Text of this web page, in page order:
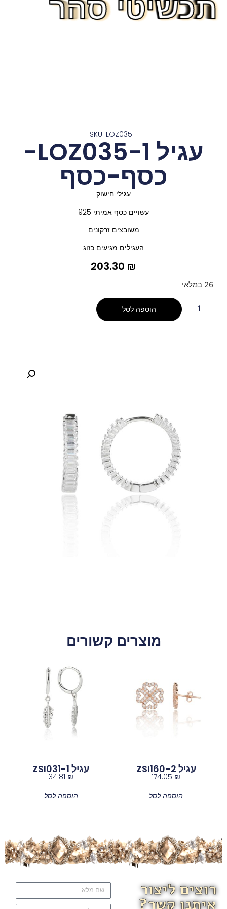
תכשיטי סהר
תכשיטי סהר
תכשיטי סהר
תכשיטי סהר
תכשיטי סהר
תכשיטי סהר
תכשיטי סהר
תכשיטי סהר
תכשיטי סהר
תכשיטי סהר
תכשיטי סהר
תכשיטי סהר
תכשיטי סהר
SKU: LOZ035-1
עגיל LOZ035-1-
כסף-כסף
עגילי חישוק
עשויים כסף אמיתי 925
משובצים זרקונים
העגילים מגיעים כזוג
203.30 ₪
26 במלאי
הוספה לסל
מוצרים קשורים
עגיל ZSI160-2
174.05 ₪
הוספה לסל
עגיל ZSI031-1
34.81 ₪
הוספה לסל
רוצים ליצור
איתנו קשר?